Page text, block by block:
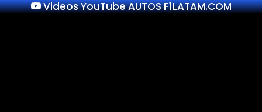
Videos YouTube AUTOS F1LATAM.COM